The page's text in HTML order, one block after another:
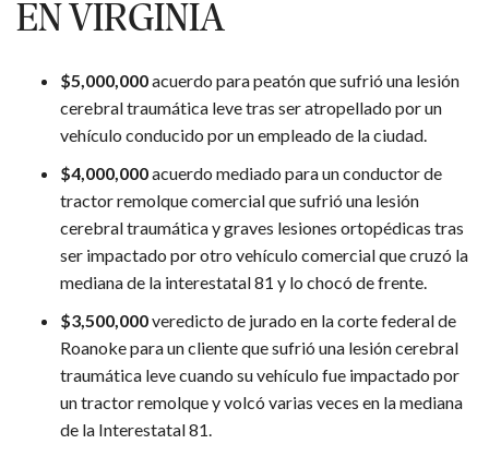
EN VIRGINIA
$5,000,000acuerdo para peatón que sufrió una lesión
cerebral traumática leve tras ser atropellado por un
vehículo conducido por un empleado de la ciudad.
$4,000,000acuerdo mediado para un conductor de
tractor remolque comercial que sufrió una lesión
cerebral traumática y graves lesiones ortopédicas tras
ser impactado por otro vehículo comercial que cruzó la
mediana de la interestatal 81 y lo chocó de frente.
$3,500,000veredicto de jurado en la corte federal de
Roanoke para un cliente que sufrió una lesión cerebral
traumática leve cuando su vehículo fue impactado por
un tractor remolque y volcó varias veces en la mediana
de la Interestatal 81.